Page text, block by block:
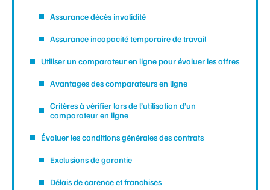
Assurance décès invalidité
Assurance incapacité temporaire de travail
Utiliser un comparateur en ligne pour évaluer les offres
Avantages des comparateurs en ligne
Critères à vérifier lors de l’utilisation d’un
comparateur en ligne
Évaluer les conditions générales des contrats
Exclusions de garantie
Délais de carence et franchises